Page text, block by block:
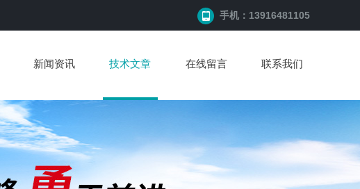
手机：13916481105
新闻资讯 技术文章 在线留言 联系我们